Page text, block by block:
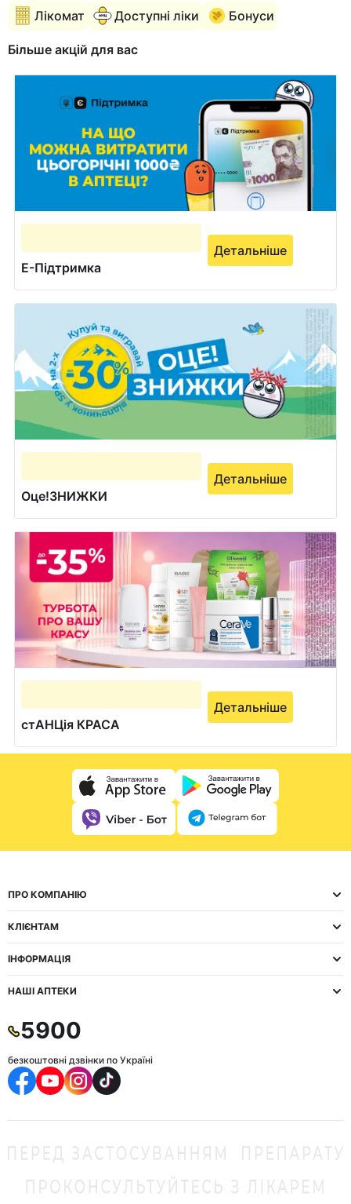
Лікомат Доступні ліки Бонуси
Більше акцій для вас
Е-Підтримка
Детальніше
Оце!ЗНИЖКИ
Детальніше
стАНЦія КРАСА
Детальніше
ПРО КОМПАНІЮ
КЛІЄНТАМ
ІНФОРМАЦІЯ
НАШІ АПТЕКИ
5900
безкоштовні дзвінки по Україні